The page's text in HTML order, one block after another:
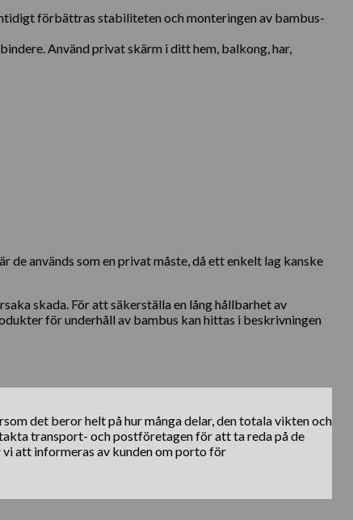
förbättras stabiliteten och monteringen av bambus-
Använd privat skärm i ditt hem, balkong, har,
används som en privat måste, då ett enkelt lag kanske
skada. För att säkerställa en lång hållbarhet av
för underhåll av bambus kan hittas i beskrivningen
det beror helt på hur många delar, den totala vikten och
transport- och postföretagen för att ta reda på de
att informeras av kunden om porto för